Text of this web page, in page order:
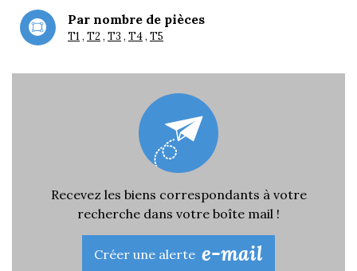
Par nombre de pièces
T1 T2 T3 T4 T5
Recevez les biens correspondants à votre
recherche dans votre boîte mail !
Créer une alerte e-mail